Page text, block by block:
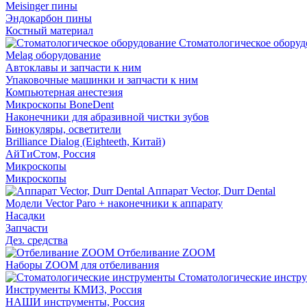
Meisinger пины
Эндокарбон пины
Костный материал
Стоматологическое
Melag оборудование
Автоклавы и запчасти к ним
Упаковочные машинки и запчасти к ним
Компьютерная анестезия
Микроскопы BoneDent
Наконечники для абразивной чистки зубов
Бинокуляры, осветители
Brilliance Dialog (Eighteeth, Китай)
АйТиСтом, Россия
Микроскопы
Микроскопы
Аппарат Vector, Durr Dental
Модели Vector Paro + наконечники к аппарату
Насадки
Запчасти
Дез. средства
Отбеливание ZOOM
Наборы ZOOM для отбеливания
Стоматологические
Инструменты КМИЗ, Россия
НАШИ инструменты, Россия